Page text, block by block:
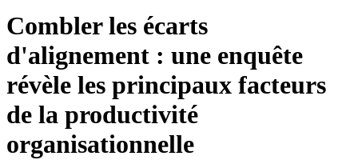
Combler les écarts
d'alignement : une enquête
révèle les principaux facteurs
de la productivité
organisationnelle